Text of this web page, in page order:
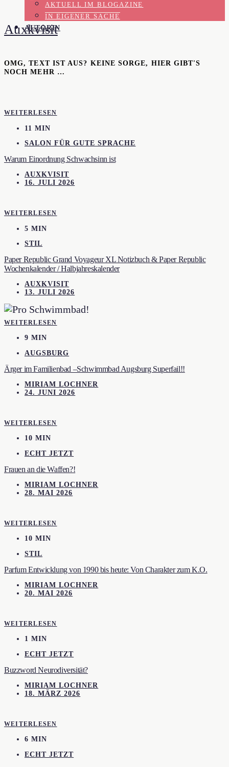
AKTUELL IM BLOGAZINE
IN EIGENER SACHE
AUTORIN
Auxkvisit
OMG, TEXT IST AUS? KEINE SORGE, HIER GIBT'S
NOCH MEHR …
WEITERLESEN
11 MIN
SALON FÜR GUTE SPRACHE
Warum Einordnung Schwachsinn ist
AUXKVISIT
16. JULI 2026
WEITERLESEN
5 MIN
STIL
Paper Republic Grand Voyageur XL Notizbuch & Paper Republic
Wochenkalender / Halbjahreskalender
AUXKVISIT
13. JULI 2026
WEITERLESEN
9 MIN
AUGSBURG
Ärger im Familienbad –Schwimmbad Augsburg Superfail!!
MIRIAM LOCHNER
24. JUNI 2026
WEITERLESEN
10 MIN
ECHT JETZT
Frauen an die Waffen?!
MIRIAM LOCHNER
28. MAI 2026
WEITERLESEN
10 MIN
STIL
Parfum Entwicklung von 1990 bis heute: Von Charakter zum K.O.
MIRIAM LOCHNER
20. MAI 2026
WEITERLESEN
1 MIN
ECHT JETZT
Buzzword Neurodiversität?
MIRIAM LOCHNER
18. MÄRZ 2026
WEITERLESEN
6 MIN
ECHT JETZT